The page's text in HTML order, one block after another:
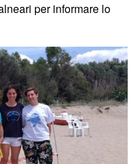
per informare lo